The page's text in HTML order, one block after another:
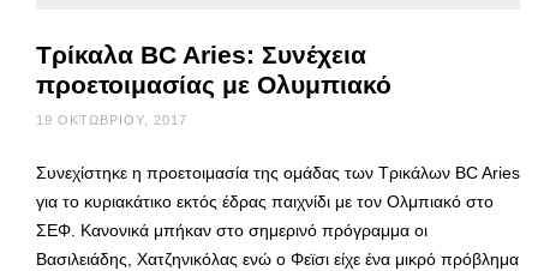
Τρίκαλα BC Aries: Συνέχεια
προετοιμασίας με Ολυμπιακό
19 ΟΚΤΩΒΡΊΟΥ, 2017
Συνεχίστηκε η προετοιμασία της ομάδας των Τρικάλων BC Aries
για το κυριακάτικο εκτός έδρας παιχνίδι με τον Ολμπιακό στο
ΣΕΦ. Κανονικά μπήκαν στο σημερινό πρόγραμμα οι
Βασιλειάδης, Χατζηνικόλας ενώ ο Φεϊσι είχε ένα μικρό πρόβλημα